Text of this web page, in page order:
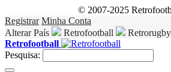
© 2007-2025
Registrar Minha Conta
Alterar País
Retrofootball
Retrorugby
Retrofootball
Pesquisa: